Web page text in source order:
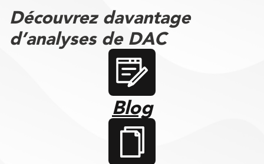
Découvrez davantage
d’analyses de DAC
Blog